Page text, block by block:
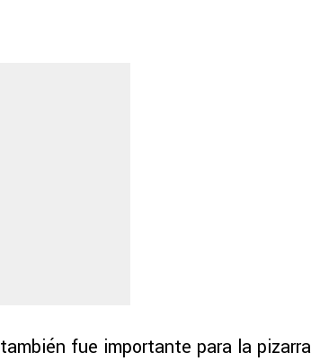
también fue importante para la pizarra